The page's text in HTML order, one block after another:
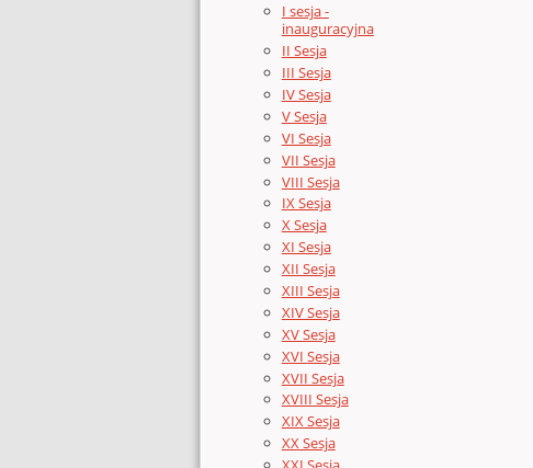
I sesja -
inauguracyjna
II Sesja
III Sesja
IV Sesja
V Sesja
VI Sesja
VII Sesja
VIII Sesja
IX Sesja
X Sesja
XI Sesja
XII Sesja
XIII Sesja
XIV Sesja
XV Sesja
XVI Sesja
XVII Sesja
XVIII Sesja
XIX Sesja
XX Sesja